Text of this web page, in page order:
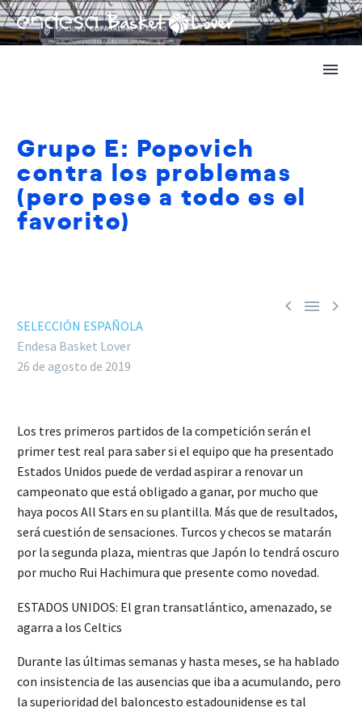
Grupo E: Popovich
contra los problemas
(pero pese a todo es el
favorito)
  
SELECCIÓN ESPAÑOLA
Endesa Basket Lover
26 de agosto de 2019
Los tres primeros partidos de la competición serán el
primer test real para saber si el equipo que ha presentado
Estados Unidos puede de verdad aspirar a renovar un
campeonato que está obligado a ganar, por mucho que
haya pocos All Stars en su plantilla. Más que de resultados,
será cuestión de sensaciones. Turcos y checos se matarán
por la segunda plaza, mientras que Japón lo tendrá oscuro
por mucho Rui Hachimura que presente como novedad.
ESTADOS UNIDOS: El gran transatlántico, amenazado, se
agarra a los Celtics
Durante las últimas semanas y hasta meses, se ha hablado
con insistencia de las ausencias que iba a acumulando, pero
la superioridad del baloncesto estadounidense es tal